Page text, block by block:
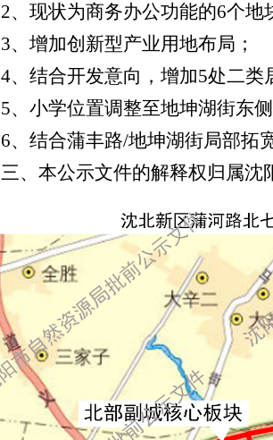
2、现状为商务办公功能的6个
3、增加创新型产业用地布局；
4、结合开发意向，增加5处二类
5、小学位置调整至地坤湖街东
6、结合蒲丰路/地坤湖街局部拓
三、本公示文件的解释权归属沈